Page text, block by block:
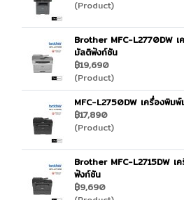
(Product)
Brother MFC-L2770DW เ
มัลติฟังก์ชัน
฿19,690
(Product)
MFC-L2750DW เครื่องพิม
฿17,890
(Product)
Brother MFC-L2715DW เ
ฟังก์ชัน
฿9,690